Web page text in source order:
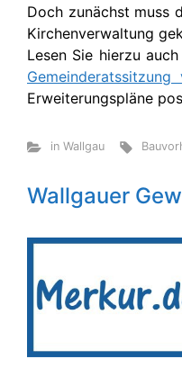
Doch zunächst muss
Kirchenverwaltung
Lesen Sie hierzu
Gemeinderatssitzung
Erweiterungspläne
in Wallgau
Wallgauer